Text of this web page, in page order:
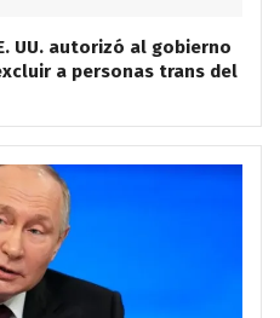
UU. autorizó al gobierno
a personas trans del